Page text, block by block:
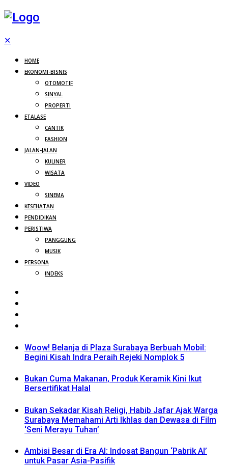
✕
HOME
EKONOMI-BISNIS
OTOMOTIF
SINYAL
PROPERTI
ETALASE
CANTIK
FASHION
JALAN-JALAN
KULINER
WISATA
VIDEO
SINEMA
KESEHATAN
PENDIDIKAN
PERISTIWA
PANGGUNG
MUSIK
PERSONA
INDEKS
Woow! Belanja di Plaza Surabaya Berbuah Mobil:
Begini Kisah Indra Peraih Rejeki Nomplok 5
Bukan Cuma Makanan, Produk Keramik Kini Ikut
Bersertifikat Halal
Bukan Sekadar Kisah Religi, Habib Jafar Ajak Warga
Surabaya Memahami Arti Ikhlas dan Dewasa di Film
‘Seni Merayu Tuhan’
Ambisi Besar di Era AI: Indosat Bangun ‘Pabrik AI’
untuk Pasar Asia-Pasifik